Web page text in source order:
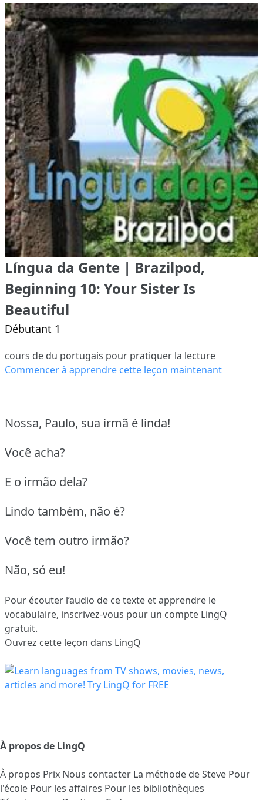
Língua da Gente | Brazilpod,
Beginning 10: Your Sister Is
Beautiful
Débutant 1
cours de du portugais pour pratiquer la lecture
Commencer à apprendre cette leçon maintenant
Nossa, Paulo, sua irmã é linda!
Você acha?
E o irmão dela?
Lindo também, não é?
Você tem outro irmão?
Não, só eu!
Pour écouter l’audio de ce texte et apprendre le
vocabulaire, inscrivez-vous pour un compte LingQ
gratuit.
Ouvrez cette leçon dans LingQ
À propos de LingQ
À propos Prix Nous contacter La méthode de Steve Pour
l'école Pour les affaires Pour les bibliothèques